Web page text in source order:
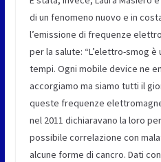
di un fenomeno nuovo e in
l’emissione di frequenze
per la salute: “L’elettro-smog
tempi. Ogni mobile device ne
accorgiamo ma siamo tutti il
queste frequenze
nel 2011 dichiaravano la loro
possibile correlazione con
alcune forme di cancro. Dati